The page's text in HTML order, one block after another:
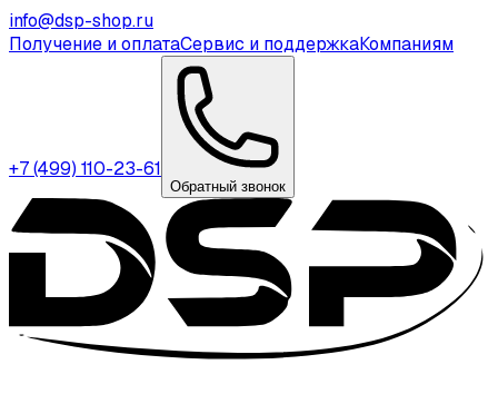
info@dsp-shop.ru
Получение и оплатаСервис и поддержкаКомпаниям
+7 (499) 110-23-61
Обратный звонок